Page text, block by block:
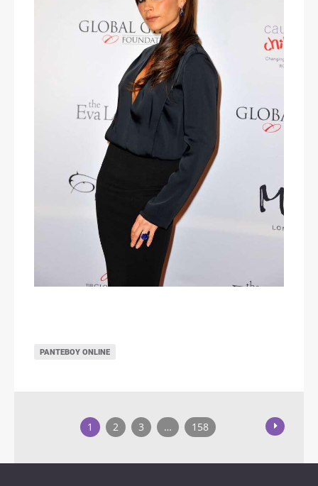
ΡΑΝΤΕΒΟΎ ONLINE
1 2 3 … 158